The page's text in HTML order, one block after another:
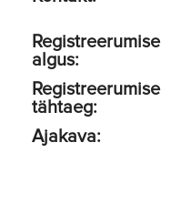
Registreerumise
algus:
Registreerumise
tähtaeg:
Ajakava: